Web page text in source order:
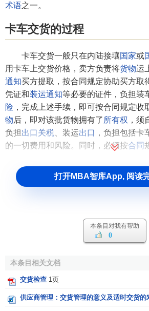
术语之一。
卡车交货的过程
卡车交货一般只在内陆接壤国家或
用卡车上交货价格，卖方负责将货物运
通知买方提取，按合同规定协助买方取
凭证和装运通知等必要的证件，负担装
险 ，完成上述手续，即可按合同规定收
物后，即对该批货物拥有了 所有权 ，须
负担出口关税 、装运出口 ，负担包括卡
的一切费用和风险。同时，必须按合同
打开MBA智库App, 阅读
本条目对我有帮助
0
本条目相关文档
交货检查 1页
供应商管理：交货管理的意义及适时交货的